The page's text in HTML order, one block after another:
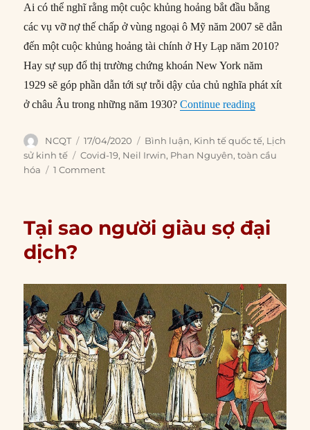
Ai có thể nghĩ rằng một cuộc khủng hoảng bắt đầu bằng
các vụ vỡ nợ thế chấp ở vùng ngoại ô Mỹ năm 2007 sẽ dẫn
đến một cuộc khủng hoảng tài chính ở Hy Lạp năm 2010?
Hay sự sụp đổ thị trường chứng khoán New York năm
1929 sẽ góp phần dẫn tới sự trỗi dậy của chủ nghĩa phát xít
ở châu Âu trong những năm 1930?Continue reading“Covid-19
Author
NCQT
Posted
on
17/04/2020 Categories
Bình luận, Kinh tế quốc tế, Lịch
sử kinh tế
Tags
Covid-19, Neil Irwin, Phan Nguyên,toàn cầu
hóa
1 Comment
Tại sao người giàu sợ đại
dịch?